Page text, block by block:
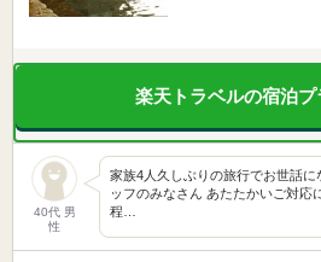
楽天トラベルの宿泊プ
40代 男
性
家族4人久しぶりの旅行でお世話に
ッフのみなさん あたたかいご対応
程…